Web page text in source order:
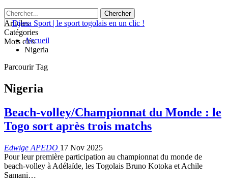
Articles
Catégories
Mots clésAccueil
Nigeria
Parcourir Tag
Nigeria
Beach-volley/Championnat du Monde : le
Togo sort après trois matchs
Edwige APEDO 17 Nov 2025
Pour leur première participation au championnat du monde de
beach-volley à Adélaïde, les Togolais Bruno Kotoka et Achile
Samani…